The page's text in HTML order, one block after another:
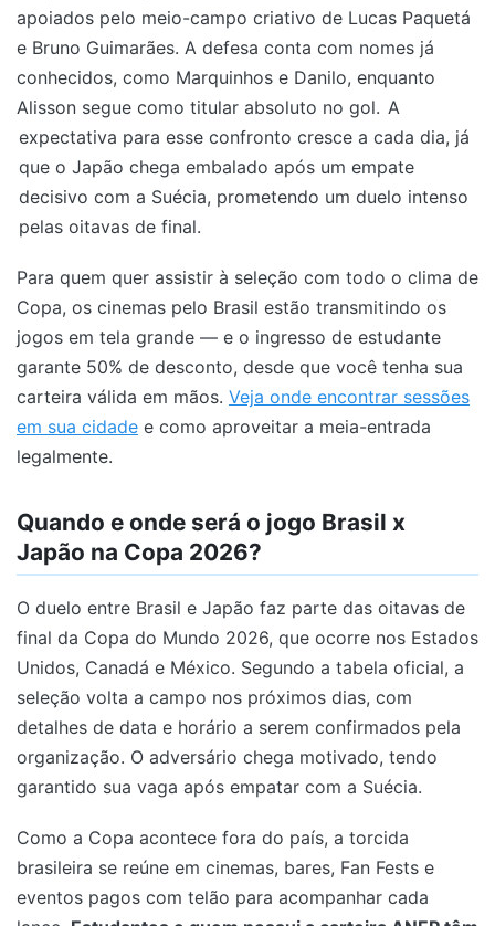
apoiados pelo meio-campo criativo de Lucas Paquetá
e Bruno Guimarães. A defesa conta com nomes já
conhecidos, como Marquinhos e Danilo, enquanto
Alisson segue como titular absoluto no gol. A
expectativa para esse confronto cresce a cada dia, já
que o Japão chega embalado após um empate
decisivo com a Suécia, prometendo um duelo intenso
pelas oitavas de final.
Para quem quer assistir à seleção com todo o clima de
Copa, os cinemas pelo Brasil estão transmitindo os
jogos em tela grande — e o ingresso de estudante
garante 50% de desconto, desde que você tenha sua
carteira válida em mãos. Veja onde encontrar sessões
em sua cidade e como aproveitar a meia-entrada
legalmente.
Quando e onde será o jogo Brasil x
Japão na Copa 2026?
O duelo entre Brasil e Japão faz parte das oitavas de
final da Copa do Mundo 2026, que ocorre nos Estados
Unidos, Canadá e México. Segundo a tabela oficial, a
seleção volta a campo nos próximos dias, com
detalhes de data e horário a serem confirmados pela
organização. O adversário chega motivado, tendo
garantido sua vaga após empatar com a Suécia.
Como a Copa acontece fora do país, a torcida
brasileira se reúne em cinemas, bares, Fan Fests e
eventos pagos com telão para acompanhar cada